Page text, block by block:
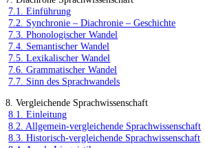
7.1. Einführung
7.2. Synchronie – Diachronie – Geschichte
7.3. Phonologischer Wandel
7.4. Semantischer Wandel
7.5. Lexikalischer Wandel
7.6. Grammatischer Wandel
7.7. Sinn des Sprachwandels
8. Vergleichende Sprachwissenschaft
8.1. Einleitung
8.2. Allgemein-vergleichende Sprachwissenschaft
8.3. Historisch-vergleichende Sprachwissenschaft